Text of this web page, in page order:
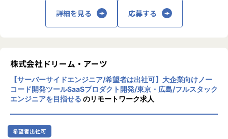
し、デジタルトランスフォーメーション（D
X）を推進します
【★社風/文化】
ットな組織構造で、意見交換が活発に行わ
れ、自由な発想が奨励されています。社員一
人ひとりがプロフェッショナルとして成長で
きる環境が整っています
【★働き方/リモートワーク】
ドリーム・アーツでは、リモートワークとオ
詳細を見る 応募する
株式会社ドリーム・アーツ
【サーバーサイドエンジニア/希望者は出社可】大企業向けノー
コード開発ツールSaaSプロダクト開発/東京・広島/フルスタック
エンジニアを目指せる のリモートワーク求人
希望者出社可